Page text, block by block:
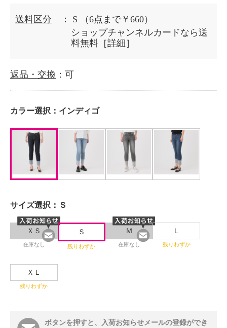
送料区分 ： S
（6点まで￥660）
ショップチャンネルカードなら送
料無料［詳細 ］
返品・交換 ：可
カラー選択： インディゴ
サイズ選択： Ｓ
ＸＳ
在庫なし
Ｓ
残りわずか
Ｍ
在庫なし
Ｌ
残りわずか
ＸＬ
残りわずか
ボタンを押すと、入荷お知らせメールの登録ができ